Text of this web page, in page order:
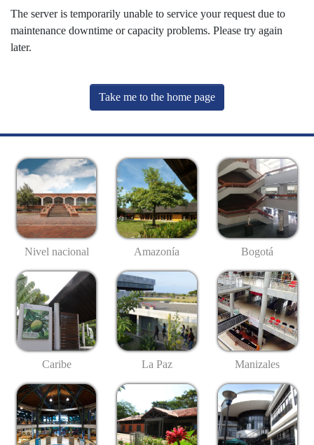
The server is temporarily unable to service your request due to
maintenance downtime or capacity problems. Please try again
later.
Take me to the home page
Nivel nacional Amazonía Bogotá
Caribe La Paz Manizales